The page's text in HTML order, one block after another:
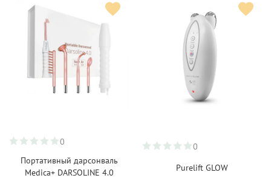
0
Портативный дарсонваль
Medica+ DARSOLINE 4.0
0
Purelift GLOW